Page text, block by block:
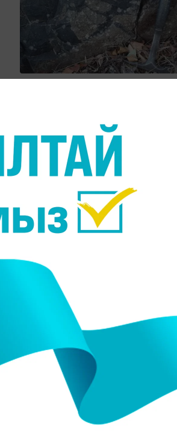
31 Қаңтар 2021, 14:25
Ағылшын тіліндегі танымал
тіркесті етістіктер